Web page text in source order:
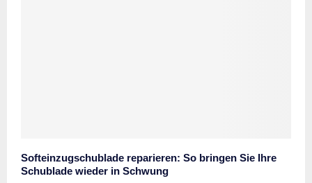
Softeinzugschublade reparieren: So bringen Sie Ihre
Schublade wieder in Schwung